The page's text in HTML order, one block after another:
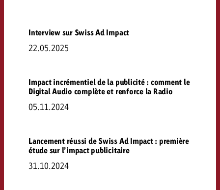
Interview sur Swiss Ad Impact
22.05.2025
Impact incrémentiel de la publicité : comment le
Digital Audio complète et renforce la Radio
05.11.2024
Lancement réussi de Swiss Ad Impact : première
étude sur l’impact publicitaire
31.10.2024